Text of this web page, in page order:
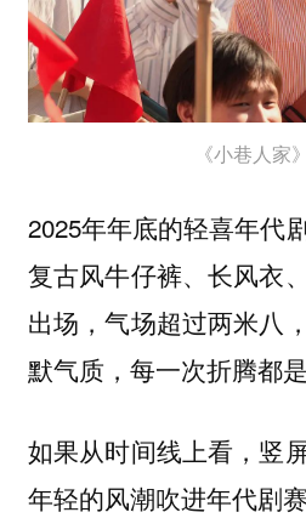
《小巷人家
2025年年底的轻喜年代
复古风牛仔裤、长风衣
出场，气场超过两米八
默气质，每一次折腾都是
如果从时间线上看，竖
年轻的风潮吹进年代剧赛